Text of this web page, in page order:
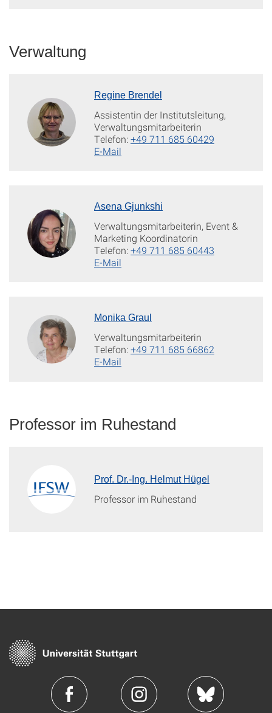
Verwaltung
Regine Brendel
Assistentin der Institutsleitung,
Verwaltungsmitarbeiterin
Telefon:+49 711 685 60429
E-Mail
Asena Gjunkshi
Verwaltungsmitarbeiterin, Event &
Marketing Koordinatorin
Telefon:+49 711 685 60443
E-Mail
Monika Graul
Verwaltungsmitarbeiterin
Telefon:+49 711 685 66862
E-Mail
Professor im Ruhestand
Prof. Dr.-Ing. Helmut Hügel
Professor im Ruhestand